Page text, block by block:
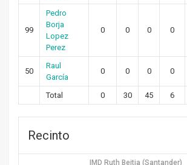
99
Pedro
Borja
Lopez
Perez
0 0 0 0
50
Raul
García
0 0 0 0
Total 0 30 45 6
Recinto
IMD Ruth Beitia (Santander)